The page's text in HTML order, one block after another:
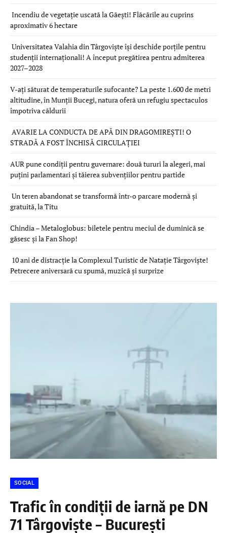
Incendiu de vegetație uscată la Găești! Flăcările au cuprins
aproximativ 6 hectare
Universitatea Valahia din Târgoviște își deschide porțile pentru
studenții internaționali! A început pregătirea pentru admiterea
2027–2028
V-ați săturat de temperaturile sufocante? La peste 1.600 de metri
altitudine, în Munții Bucegi, natura oferă un refugiu spectaculos
împotriva căldurii
AVARIE LA CONDUCTA DE APĂ DIN DRAGOMIREȘTI! O
STRADĂ A FOST ÎNCHISĂ CIRCULAȚIEI
AUR pune condiții pentru guvernare: două tururi la alegeri, mai
puțini parlamentari și tăierea subvențiilor pentru partide
Un teren abandonat se transformă într-o parcare modernă și
gratuită, la Titu
Chindia – Metaloglobus: biletele pentru meciul de duminică se
găsesc și la Fan Shop!
10 ani de distracție la Complexul Turistic de Natație Târgoviște!
Petrecere aniversară cu spumă, muzică și surprize
SOCIAL
Trafic în condiții de iarnă pe DN
71 Târgoviște – București